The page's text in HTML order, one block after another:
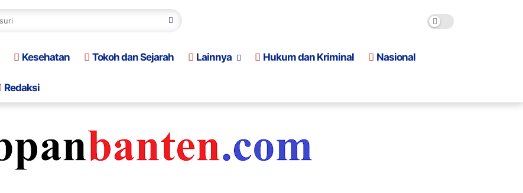
Kesehatan Tokoh dan Sejarah Lainnya Hukum dan Kriminal Nasional
Redaksi